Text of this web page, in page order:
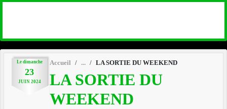
Le dimanche
23
JUIN 2024
Accueil LA SORTIE DU WEEKEND
LA SORTIE DU
WEEKEND